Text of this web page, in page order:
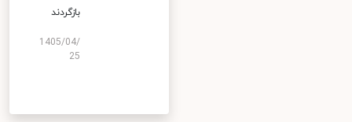
بازگردند
1405/04/
25